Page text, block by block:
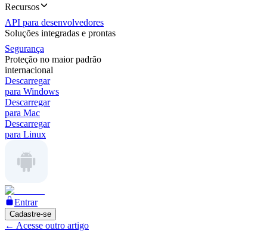
Recursos
API para desenvolvedores
Soluções integradas e prontas
Segurança
Proteção no maior padrão
internacional
Descarregar
para Windows
Descarregar
para Mac
Descarregar
para Linux
Entrar
Cadastre-se
← Acesse outro artigo